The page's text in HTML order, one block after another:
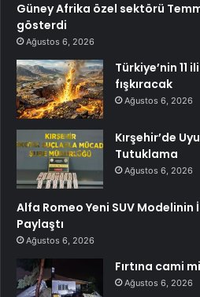
Güney Afrika özel sektörü
gösterdi
Ağustos 6, 2026
Türkiye’nin 11
fışkıracak
Ağustos 6, 2026
Kırşehir’de
Tutuklama
Ağustos 6, 2026
Alfa Romeo Yeni SUV Modelinin
Paylaştı
Ağustos 6, 2026
Fırtına cami
Ağustos 6, 2026